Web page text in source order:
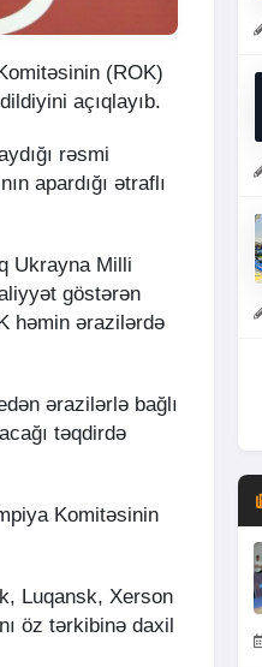
(ROK)
açıqlayıb.
rəsmi
apardığı ətraflı
Ukrayna Milli
göstərən
həmin ərazilərdə
ərazilərlə bağlı
təqdirdə
Komitəsinin
Luqansk, Xerson
öz tərkibinə daxil